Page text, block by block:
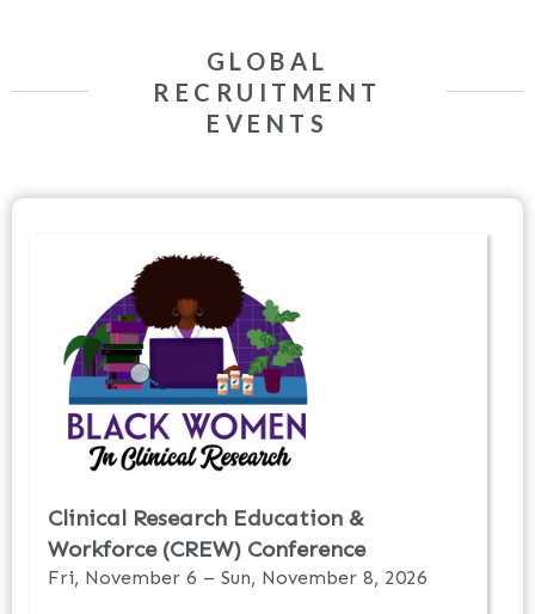
GLOBAL
RECRUITMENT
EVENTS